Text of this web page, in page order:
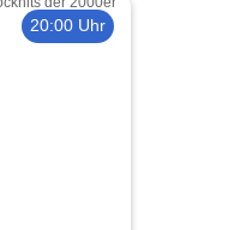
20:00 Uhr